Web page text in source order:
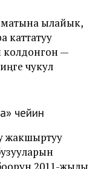
ылайык,
каттатуу
колдонгон —
чукул
чейин
жакшыртуу